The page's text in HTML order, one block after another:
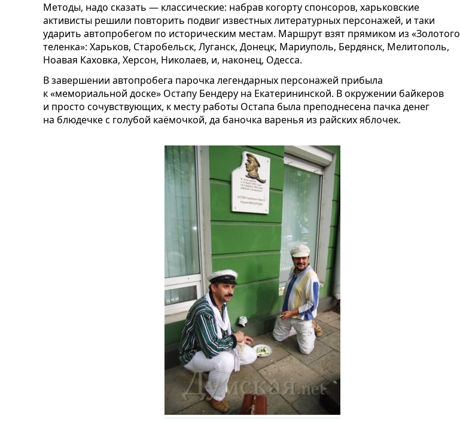
Методы, надо сказать — классические: набрав когорту спонсоров, харьковские
активисты решили повторить подвиг известных литературных персонажей, и таки
ударить автопробегом по историческим местам. Маршрут взят прямиком из «Золотого
теленка»: Харьков, Старобельск, Луганск, Донецк, Мариуполь, Бердянск, Мелитополь,
Ноавая Каховка, Херсон, Николаев, и, наконец, Одесса.
В завершении автопробега парочка легендарных персонажей прибыла
к «мемориальной доске» Остапу Бендеру на Екатерининской. В окружении байкеров
и просто сочувствующих, к месту работы Остапа была преподнесена пачка денег
на блюдечке с голубой каёмочкой, да баночка варенья из райских яблочек.